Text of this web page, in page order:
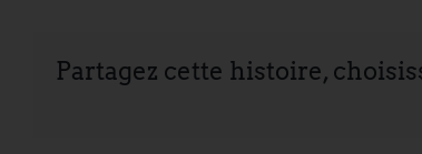
Partagez cette histoire,